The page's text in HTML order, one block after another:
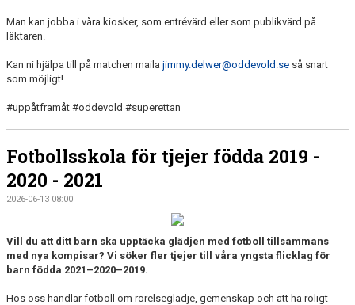
Man kan jobba i våra kiosker, som entrévärd eller som publikvärd på
läktaren.
Kan ni hjälpa till på matchen maila jimmy.delwer@oddevold.se så snart
som möjligt!
#uppåtframåt #oddevold #superettan
Fotbollsskola för tjejer födda 2019 -
2020 - 2021
2026-06-13 08:00
Vill du att ditt barn ska upptäcka glädjen med fotboll tillsammans
med nya kompisar? Vi söker fler tjejer till våra yngsta flicklag för
barn födda 2021–2020–2019.
Hos oss handlar fotboll om rörelseglädje, gemenskap och att ha roligt